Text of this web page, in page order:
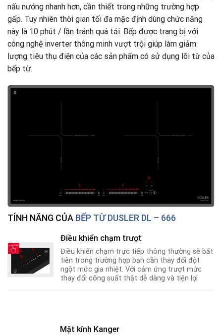
nấu nướng nhanh hơn, cần thiết trong những trường hợp
gấp. Tuy nhiên thời gian tối đa mặc định dùng chức năng
này là 10 phút / lần tránh quá tải. Bếp được trang bị với
công nghệ inverter thông minh vượt trội giúp làm giảm
lượng tiêu thụ điện của các sản phẩm có sử dụng lõi từ của
bếp từ.
TÍNH NĂNG CỦA BẾP TỪ DUSLER DL – 666
Điều khiển chạm trượt
Điều khiển chạm trực tiếp thông thường sẽ bất
tiên trong trường hợp bạn cần thay đổi đột
ngột mức gia nhiệt. Với cảm ứng trượt mức
thay đổi công suất thật dễ dàng và tiện lợi
Mặt kính Kanger